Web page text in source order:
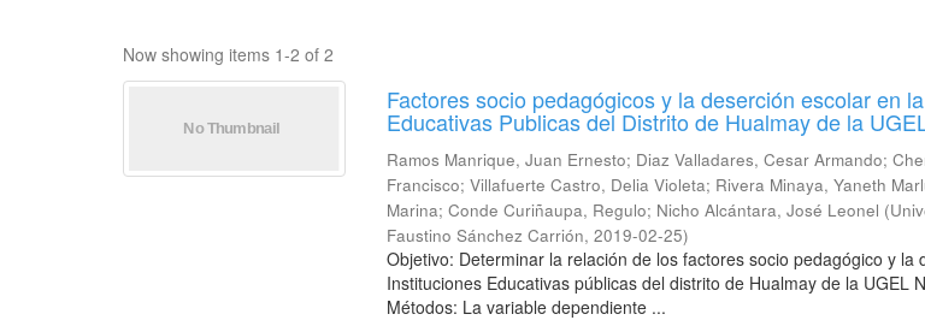
Now showing items 1-2 of 2
Factores socio pedagógicos y la deserción escolar en
Educativas Publicas del Distrito de Hualmay de la
Ramos Manrique, Juan Ernesto; Diaz Valladares, Cesar Armando;
Francisco;Villafuerte Castro, Delia Violeta; Rivera Minaya, Yaneth
Marina;Conde Curiñaupa, Regulo; Nicho Alcántara, José Leonel (
Faustino Sánchez Carrión,2019-02-25)
Objetivo: Determinar la relación de los factores socio pedagógico y la
Instituciones Educativas públicas del distrito de Hualmay de la UGEL
Métodos: La variable dependiente ...